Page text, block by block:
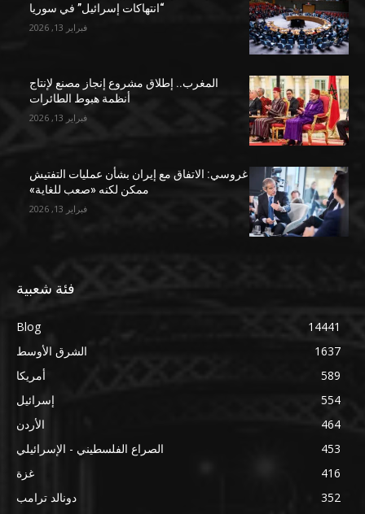
“انتهاكات إسرائيل” في سوريا
فبراير 13, 2026
المغرب.. إطلاق مشروع إنجاز مصنع لإنتاج
أنظمة هبوط الطائرات
فبراير 13, 2026
غروسي: الاتفاق مع إيران بشأن عمليات التفتيش
ممكن لكنه «صعب للغاية»
فبراير 13, 2026
فئة شعبية
Blog
14441
الشرق الأوسط
1637
أمريكا
589
إسرائيل
554
الأردن
464
الصراع الفلسطيني - الإسرائيلي
453
غزة
416
دونالد ترامب
352